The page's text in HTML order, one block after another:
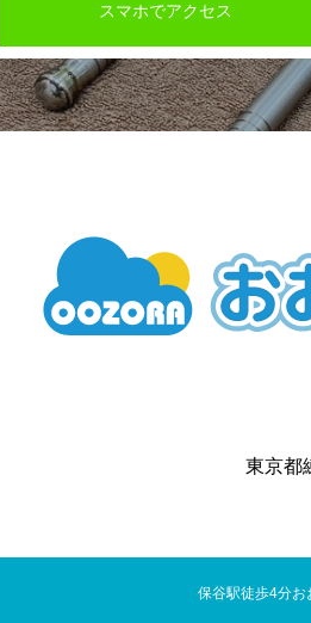
スマホでアクセス
東京都
保谷駅徒歩4分